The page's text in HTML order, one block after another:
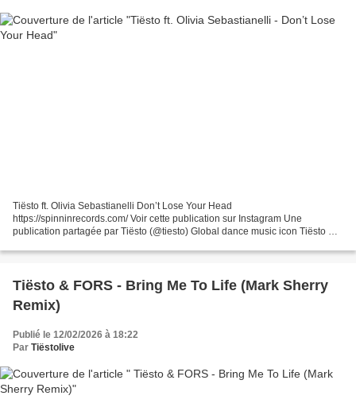
Tiësto ft. Olivia Sebastianelli Don’t Lose Your Head
https://spinninrecords.com/ Voir cette publication sur Instagram Une
publication partagée par Tiësto (@tiesto) Global dance music icon Tiësto will
Tiësto & FORS - Bring Me To Life (Mark Sherry
Remix)
Publié le 12/02/2026 à 18:22
Par Tiëstolive